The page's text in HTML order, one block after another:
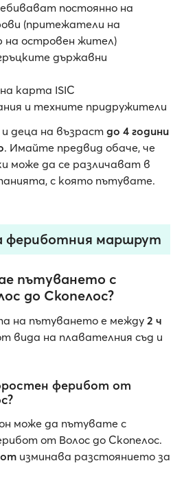
постоянно на
(притежатели на
на островен жител)
държавни
карта ISIC
и техните придружители
деца на възраст до 4 години
. Имайте предвид обаче, че
може да се различават в
с която пътувате.
фериботния маршрут
пътуването с
до Скопелос?
на пътуването е между 2 ч
вида на плавателния съд и
ферибот от
може да пътувате с
от Волос до Скопелос.
изминава разстоянието за